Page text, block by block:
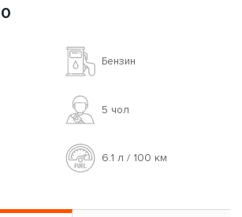
Бензин
5 чoл
6.1 л / 100 км